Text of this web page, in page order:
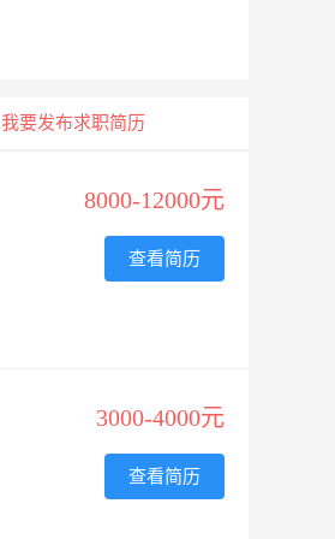
我要发布求职简历
8000-12000元
查看简历
3000-4000元
查看简历